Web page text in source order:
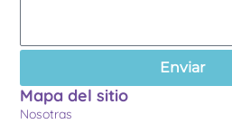
Enviar
Mapa del sitio
Nosotras